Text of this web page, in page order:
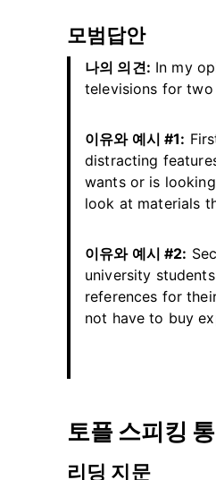
모범답안
나의 의견: In my
televisions for two
이유와 예시 #1:
distracting
wants or is
look at materials
이유와 예시 #2:
university
references for
not have to buy
토플 스피킹
리딩 지문